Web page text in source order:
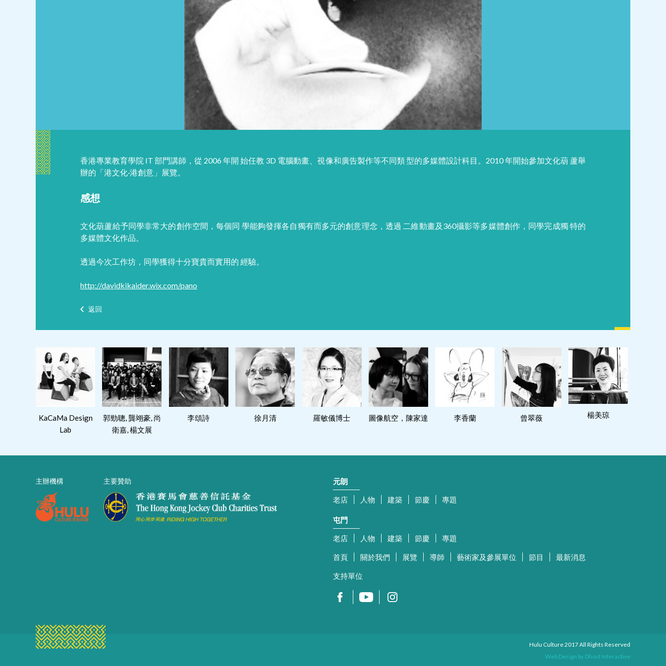
香港專業教育學院 IT 部門講師，從 2006 年開 始任教 3D 電腦動畫、視像和廣告製作等不同類 型的多媒體設計科目。2010 年開始參加文化葫 蘆舉
辦的「港文化·港創意」展覽。
感想
文化葫蘆給予同學非常大的創作空間，每個同 學能夠發揮各自獨有而多元的創意理念，透過 二維動畫及360攝影等多媒體創作，同學完成獨 特的
多媒體文化作品。
透過今次工作坊，同學獲得十分寶貴而實用的 經驗。
http://davidkikaider.wix.com/pano
返回
KaCaMa Design
Lab
郭勁聰, 龔翊豪, 尚
衛嘉, 楊文展
李頌詩 徐月清 羅敏儀博士 圖像航空，陳家達 李香蘭 曾翠薇 楊美琼
主辦機構 主要贊助 元朗
老店 人物 建築 節慶 專題
屯門
老店 人物 建築 節慶 專題
首頁 關於我們 展覽 導師 藝術家及參展單位 節目 最新消息
支持單位
Hulu Culture 2017 All Rights Reserved
Web Design by Dhost Interactive